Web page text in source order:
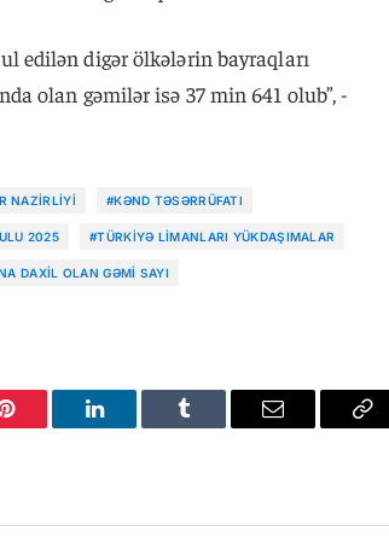
edilən digər ölkələrin bayraqları
olan gəmilər isə 37 min 641 olub”, -
NAZIRLIYI #KƏND TƏSƏRRÜFATI
2025 #TÜRKIYƏ LIMANLARI YÜKDAŞIMALAR
DAXIL OLAN GƏMI SAYI
Pinterest LinkedIn Tumblr Email